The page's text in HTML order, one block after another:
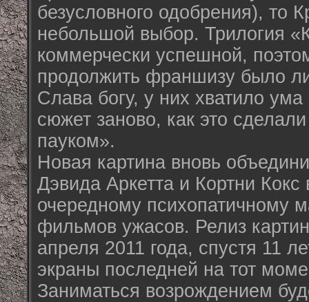
безусловного одобрения), то
небольшой выбор. Трилогия
коммерчески успешной,
продолжить франшизу было
Слава богу, у них хватило ума
сюжет заново, как это
пауком».
Новая картина вновь
Дэвида Аркетта и Кортни Кокс
очередному психопатичному
фильмов ужасов. Релиз
апреля 2011 года, спустя 11
экраны последней на тот
Заниматься возрождением